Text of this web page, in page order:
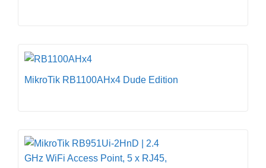
MikroTik RB1100AHx4 Dude Edition